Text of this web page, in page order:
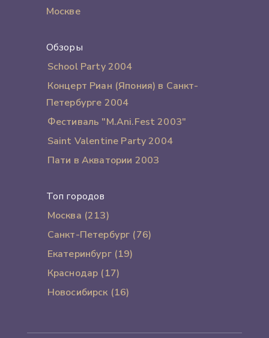
Москве
Обзоры
School Party 2004
Концерт Риан (Япония) в Санкт-
Петербурге 2004
Фестиваль "M.Ani.Fest 2003"
Saint Valentine Party 2004
Пати в Акватории 2003
Топ городов
Москва (213)
Санкт-Петербург (76)
Екатеринбург (19)
Краснодар (17)
Новосибирск (16)